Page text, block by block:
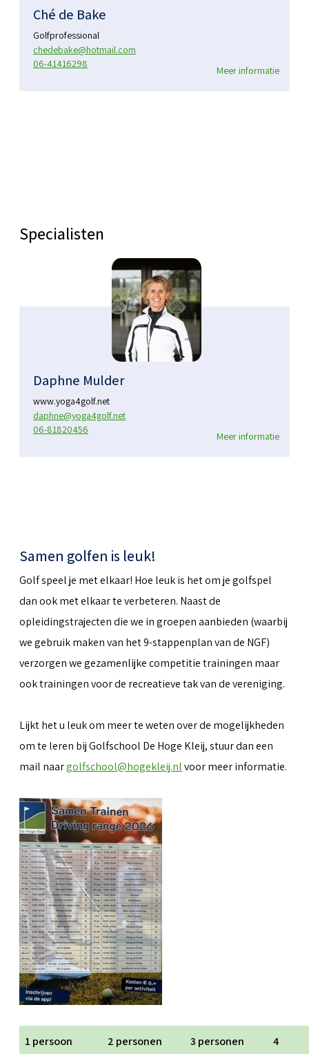
Ché de Bake
Golfprofessional
chedebake@hotmail.com
06-41416298
Meer informatie
Specialisten
Daphne Mulder
www.yoga4golf.net
daphne@yoga4golf.net
06-81820456
Meer informatie
Samen golfen is leuk!
Golf speel je met elkaar! Hoe leuk is het om je golfspel
dan ook met elkaar te verbeteren. Naast de
opleidingstrajecten die we in groepen aanbieden (waarbij
we gebruik maken van het 9-stappenplan van de NGF)
verzorgen we gezamenlijke competitie trainingen maar
ook trainingen voor de recreatieve tak van de vereniging.
Lijkt het u leuk om meer te weten over de mogelijkheden
om te leren bij Golfschool De Hoge Kleij, stuur dan een
mail naargolfschool@hogekleij.nlvoor meer informatie.
1 persoon 2 personen 3 personen
4